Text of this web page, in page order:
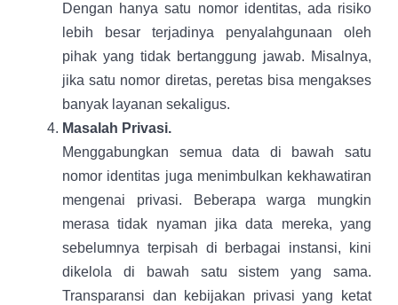
Dengan hanya satu nomor identitas, ada risiko
lebih besar terjadinya penyalahgunaan oleh
pihak yang tidak bertanggung jawab. Misalnya,
jika satu nomor diretas, peretas bisa mengakses
banyak layanan sekaligus.
Masalah Privasi.
Menggabungkan semua data di bawah satu
nomor identitas juga menimbulkan kekhawatiran
mengenai privasi. Beberapa warga mungkin
merasa tidak nyaman jika data mereka, yang
sebelumnya terpisah di berbagai instansi, kini
dikelola di bawah satu sistem yang sama.
Transparansi dan kebijakan privasi yang ketat